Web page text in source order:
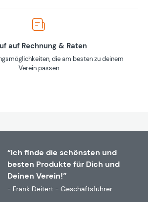
auf Rechnung & Raten
die am besten zu deinem
Verein passen
“Ich finde die schönsten und
besten Produkte für Dich und
Deinen Verein!”
- Frank Deitert - Geschäftsführer